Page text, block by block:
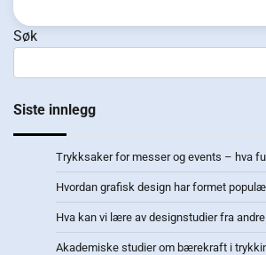
Søk
Siste innlegg
Trykksaker for messer og events – hva
Hvordan grafisk design har formet
Hva kan vi lære av designstudier fra
Akademiske studier om bærekraft i